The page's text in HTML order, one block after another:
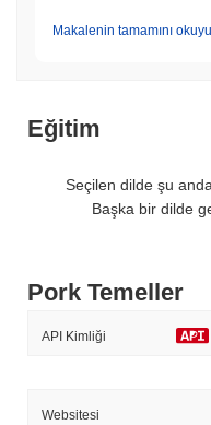
Makalenin tamamını
Eğitim
Seçilen dilde şu
Başka bir dilde
Pork Temeller
API Kimliği
Websitesi